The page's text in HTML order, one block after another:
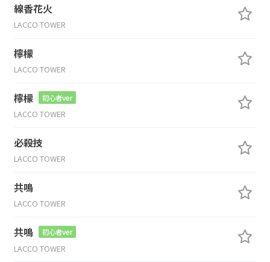
線香花火
LACCO TOWER
檸檬
LACCO TOWER
檸檬 初心者ver
LACCO TOWER
必殺技
LACCO TOWER
共鳴
LACCO TOWER
共鳴 初心者ver
LACCO TOWER